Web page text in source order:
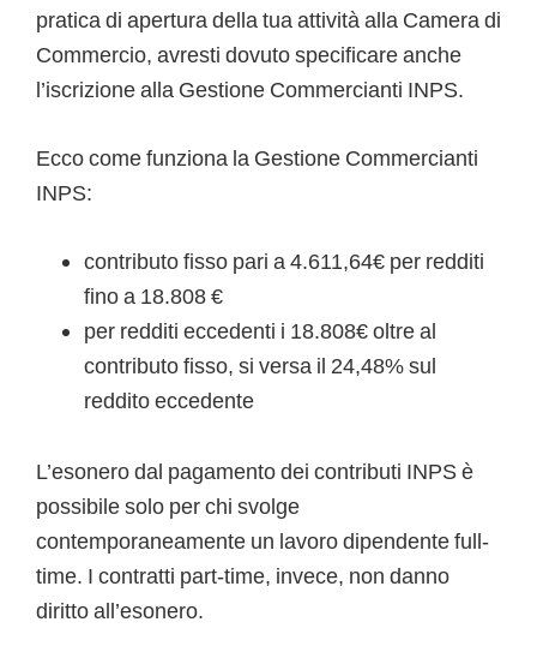
pratica di apertura della tua attività alla Camera di
Commercio, avresti dovuto specificare anche
l’iscrizione alla Gestione Commercianti INPS.
Ecco come funziona la Gestione Commercianti
INPS:
contributo fisso pari a 4.611,64€ per redditi
fino a 18.808 €
per redditi eccedenti i 18.808€ oltre al
contributo fisso, si versa il 24,48% sul
reddito eccedente
L’esonero dal pagamento dei contributi INPS è
possibile solo per chi svolge
contemporaneamente un lavoro dipendente full-
time. I contratti part-time, invece, non danno
diritto all’esonero.